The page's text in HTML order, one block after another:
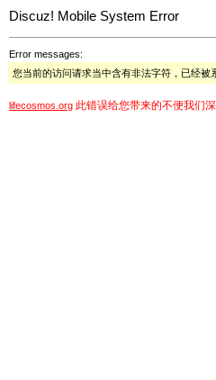
Discuz! Mobile System Error
Error messages:
您当前的访问请求当中含有非法字符，已经被
lifecosmos.org 此错误给您带来的不便我们